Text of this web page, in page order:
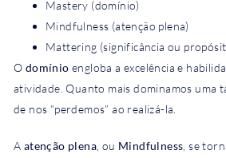
Mastery (domínio)
Mindfulness (atenção plena)
Mattering (significância ou
O domínioengloba a excelência e
atividade. Quanto mais dominamos uma
de nos “perdemos” ao realizá-la.
A atenção plena , ou Mindfulness , se